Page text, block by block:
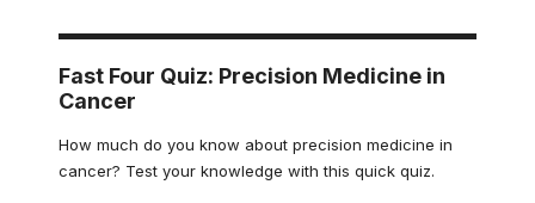
Fast Four Quiz: Precision Medicine in
Cancer
How much do you know about precision medicine in
cancer? Test your knowledge with this quick quiz.